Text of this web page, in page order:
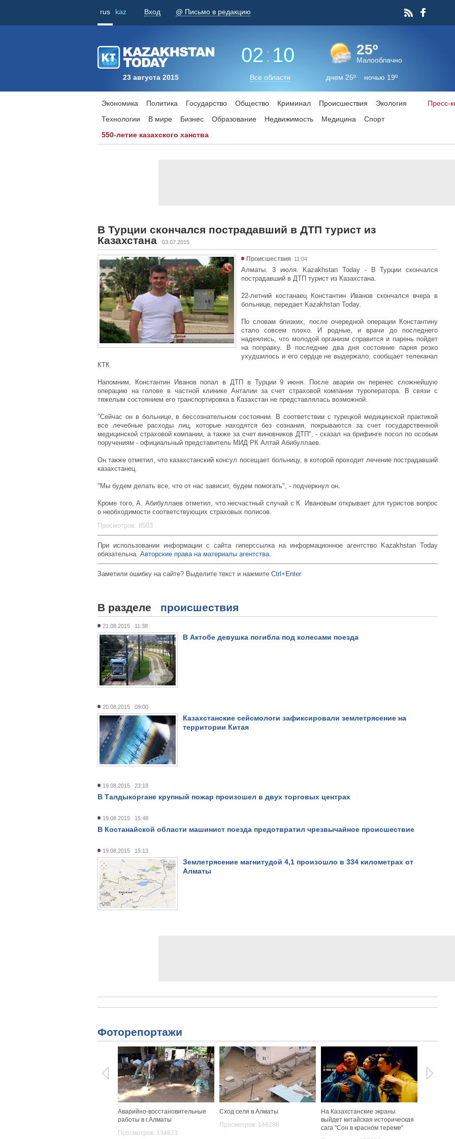
rus kaz Вход @ Письмо в редакцию
23 августа 2015
02: 10
Все области
25º
Малооблачно
днем 25º ночью 19º
Экономика Политика Государство Общество Криминал Происшествия
Экология
Технологии
В мире Бизнес Образование Недвижимость Медицина
Спорт
550-летие казахского ханства
Пресс-
В Турции скончался пострадавший в ДТП турист из
Казахстана
03.07.2015
Происшествия 11:04
Алматы. 3 июля. Kazakhstan Today - В Турции скончался
пострадавший в ДТП турист из Казахстана.
22-летний костанаец Константин Иванов скончался вчера в
больнице, передает Kazakhstan Today.
По словам близких, после очередной операции Константину
стало совсем плохо. И родные, и врачи до последнего
надеялись, что молодой организм справится и парень пойдет
на поправку. В последние два дня состояние парня резко
ухудшилось и его сердце не выдержало, сообщает телеканал
КТК.
Напомним, Константин Иванов попал в ДТП в Турции 9 июня. После аварии он перенес сложнейшую
операцию на голове в частной клинике Анталии за счет страховой компании туроператора. В связи с
тяжелым состоянием его транспортировка в Казахстан не представлялась возможной.
"Сейчас он в больнице, в бессознательном состоянии. В соответствии с турецкой медицинской практикой
все лечебные расходы лиц, которые находятся без сознания, покрываются за счет государственной
медицинской страховой компании, а также за счет виновников ДТП", - сказал на брифинге посол по особым
поручениям - официальный представитель МИД РК Алтай Абибуллаев.
Он также отметил, что казахстанский консул посещает больницу, в которой проходит лечение пострадавший
казахстанец.
"Мы будем делать все, что от нас зависит, будем помогать", - подчеркнул он.
Кроме того, А. Абибуллаев отметил, что несчастный случай с К. Ивановым открывает для туристов вопрос
о необходимости соответствующих страховых полисов.
Просмотров: 8503
При использовании информации с сайта гиперссылка на информационное агентство Kazakhstan Today
обязательна. Авторские права на материалы агентства.
Заметили ошибку на сайте? Выделите текст и нажмите Ctrl+Enter
В разделе происшествия
21.08.2015 11:38
В Актобе девушка погибла под колесами поезда
20.08.2015 09:00
Казахстанские сейсмологи зафиксировали землетрясение на
территории Китая
19.08.2015 23:18
В Талдыкоргане крупный пожар произошел в двух торговых центрах
19.08.2015 15:48
В Костанайской области машинист поезда предотвратил чрезвычайное происшествие
19.08.2015 15:13
Землетрясение магнитудой 4,1 произошло в 334 километрах от
Алматы
Фоторепортажи
Аварийно-восстановительные
работы в г.Алматы
Просмотров: 134823
Сход селя в Алматы
Просмотров: 146288
На Казахстанские экраны
выйдет китайская историческая
сага "Сон в красном тереме"